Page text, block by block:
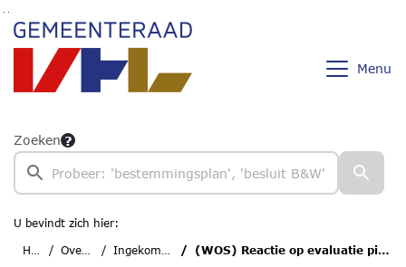
Ga naar de inhoud van deze pagina
Ga naar het zoeken
Ga naar het menu
Menu
Zoeken
U bevindt zich hier:
Home
Overzichten Ingekomen stukken (WOS) Reactie op evaluatie pilot informele gezamenlijke adviescommissie Avres en Waardlanden